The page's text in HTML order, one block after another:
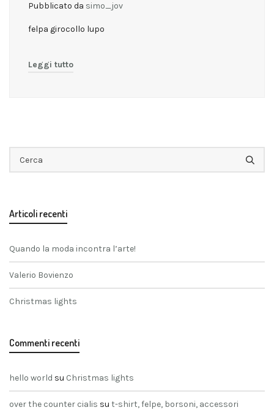
Pubblicato da simo_jov
felpa girocollo lupo
Leggi tutto
Articoli recenti
Quando la moda incontra l’arte!
Valerio Bovienzo
Christmas lights
Commenti recenti
hello world su Christmas lights
over the counter cialis su t-shirt, felpe, borsoni, accessori